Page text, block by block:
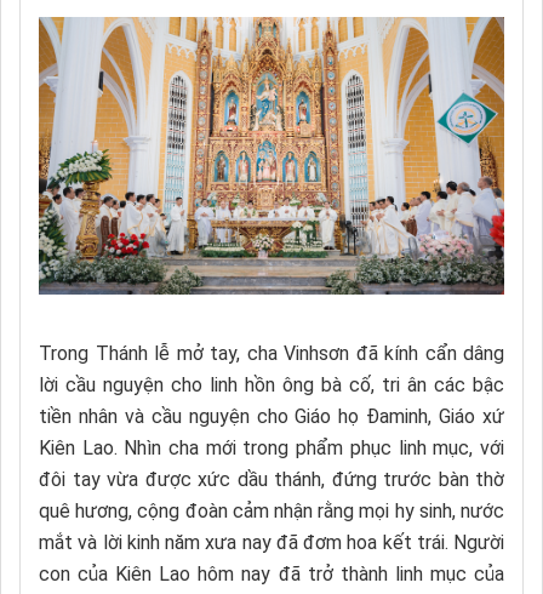
Trong Thánh lễ mở tay, cha Vinhsơn đã kính cẩn dâng
lời cầu nguyện cho linh hồn ông bà cố, tri ân các bậc
tiền nhân và cầu nguyện cho Giáo họ Đaminh, Giáo xứ
Kiên Lao. Nhìn cha mới trong phẩm phục linh mục, với
đôi tay vừa được xức dầu thánh, đứng trước bàn thờ
quê hương, cộng đoàn cảm nhận rằng mọi hy sinh, nước
mắt và lời kinh năm xưa nay đã đơm hoa kết trái. Người
con của Kiên Lao hôm nay đã trở thành linh mục của